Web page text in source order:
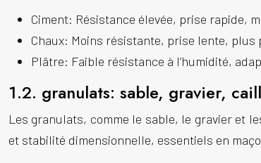
Ciment: Résistance élevée, prise rapide,
Chaux: Moins résistante, prise lente,
Plâtre: Faible résistance à l’humidité,
1.2. granulats: sable, gravier,
Les granulats, comme le sable, le gravier et
et stabilité dimensionnelle, essentiels en